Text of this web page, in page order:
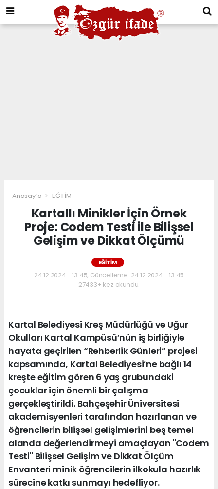
Anasayfa EĞİTİM
Kartallı Minikler İçin Örnek
Proje: Codem Testi ile Bilişsel
Gelişim ve Dikkat Ölçümü
EĞİTİM
24.12.2024 - 13:45, Güncelleme: 24.12.2024 - 13:45
27433+ kez okundu.
Kartal Belediyesi Kreş Müdürlüğü ve Uğur
Okulları Kartal Kampüsü’nün iş birliğiyle
hayata geçirilen “Rehberlik Günleri” projesi
kapsamında, Kartal Belediyesi’ne bağlı 14
kreşte eğitim gören 6 yaş grubundaki
çocuklar için önemli bir çalışma
gerçekleştirildi. Bahçeşehir Üniversitesi
akademisyenleri tarafından hazırlanan ve
öğrencilerin bilişsel gelişimlerini beş temel
alanda değerlendirmeyi amaçlayan "Codem
Testi" Bilişsel Gelişim ve Dikkat Ölçüm
Envanteri minik öğrencilerin ilkokula hazırlık
sürecine katkı sunmayı hedefliyor.